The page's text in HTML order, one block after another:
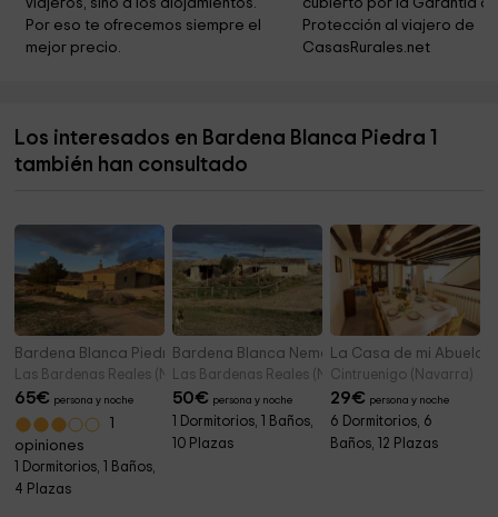
Esperanza Park
Ermita Virgen de la Esperanza 11,9 km
La torraza 12,1 km
viajeros, sino a los alojamientos.
Por eso te ofrecemos siempre el
mejor precio.
cubierto por la Garantía
Protección al viajero de
CasasRurales.net
Los interesados en Bardena Blanca Piedra 1
también han consultado
Bardena Blanca Piedra 2
Las Bardenas Reales (Navarra)
65€ persona y noche
opiniones
1 Dormitorios, 1 Baños,
4 Plazas
Bardena Blanca Nemesia
Las Bardenas Reales (Navarra)
50€ persona y noche
1 Dormitorios, 1 Baños,
10 Plazas
La Casa de mi Abuela
Cintruenigo (Navarra)
29€ persona y noche
6 Dormitorios, 6
Baños, 12 Plazas